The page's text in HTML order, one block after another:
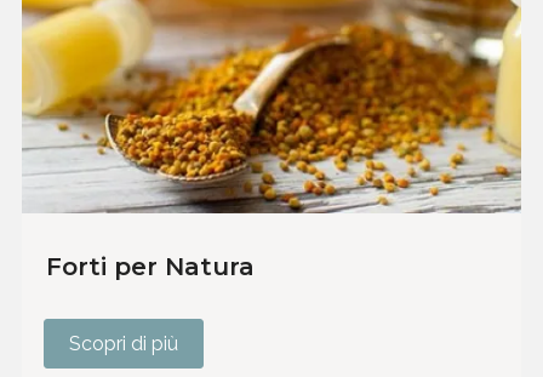
Forti per Natura
Scopri di più